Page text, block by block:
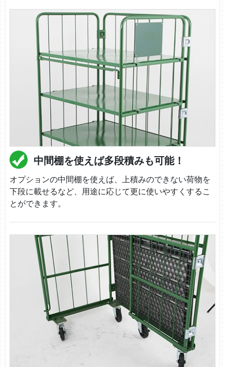
中間棚を使えば多段積みも可能！
オプションの中間棚を使えば、上積みのできない荷物を
下段に載せるなど、用途に応じて更に使いやすくするこ
とができます。